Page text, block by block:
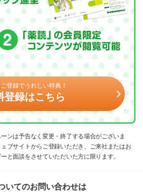
登録でうれしい特典！
登録はこちら
ンは予告なく変更・終了する場合がございま
ブサイトからご登録いただき、ご来社またはお
と面談をさせていただいた方に限ります。
いてのお問い合わせは